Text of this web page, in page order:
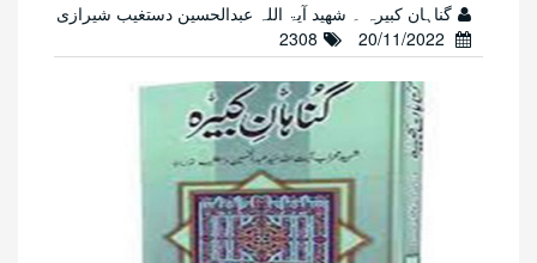
گناہان کبیرہ ۔ شھید آیۃ اللہ عبدالحسین دستغیب شیرازی
2308